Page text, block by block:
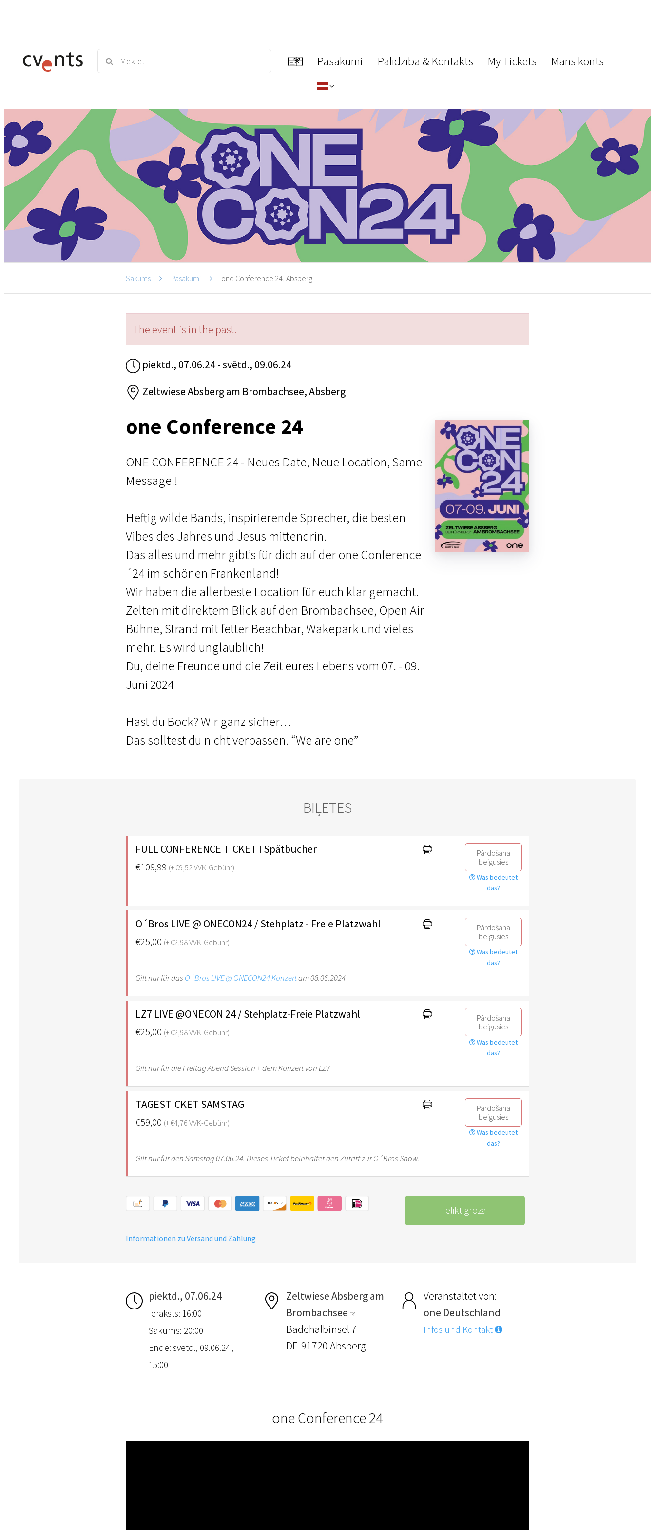
Pasākumi Palīdzība & Kontakts My Tickets Mans konts
Sākums Pasākumi one Conference 24, Absberg
The event is in the past.
piektd., 07.06.24 - svētd., 09.06.24
Zeltwiese Absberg am Brombachsee, Absberg
one Conference 24
ONE CONFERENCE 24 - Neues Date, Neue Location, Same
Message.!
Heftig wilde Bands, inspirierende Sprecher, die besten
Vibes des Jahres und Jesus mittendrin.
Das alles und mehr gibt’s für dich auf der one Conference
´24 im schönen Frankenland!
Wir haben die allerbeste Location für euch klar gemacht.
Zelten mit direktem Blick auf den Brombachsee, Open Air
Bühne, Strand mit fetter Beachbar, Wakepark und vieles
mehr. Es wird unglaublich!
Du, deine Freunde und die Zeit eures Lebens vom 07. - 09.
Juni 2024
Hast du Bock? Wir ganz sicher…
Das solltest du nicht verpassen. “We are one”
BIĻETES
FULL CONFERENCE TICKET I Spätbucher
€109,99 (+ €9,52 VVK-Gebühr)
Pārdošana
beigusies
Was bedeutet
das?
O´Bros LIVE @ ONECON24 / Stehplatz - Freie Platzwahl
€25,00 (+ €2,98 VVK-Gebühr)
Pārdošana
beigusies
Was bedeutet
das?
Gilt nur für das O´Bros LIVE @ ONECON24 Konzertam 08.06.2024
LZ7 LIVE @ONECON 24 / Stehplatz-Freie Platzwahl
€25,00 (+ €2,98 VVK-Gebühr)
Pārdošana
beigusies
Was bedeutet
das?
Gilt nur für die Freitag Abend Session + dem Konzert von LZ7
TAGESTICKET SAMSTAG
€59,00 (+ €4,76 VVK-Gebühr)
Pārdošana
beigusies
Was bedeutet
das?
Gilt nur für den Samstag 07.06.24. Dieses Ticket beinhaltet den Zutritt zur O´Bros Show.
Ielikt grozā
Informationen zu Versand und Zahlung
piektd., 07.06.24
Ieraksts: 16:00
Sākums: 20:00
Ende: svētd., 09.06.24 ,
15:00
Zeltwiese Absberg am
Brombachsee
Badehalbinsel 7
DE-91720 Absberg
Veranstaltet von:
one Deutschland
Infos und Kontakt
one Conference 24